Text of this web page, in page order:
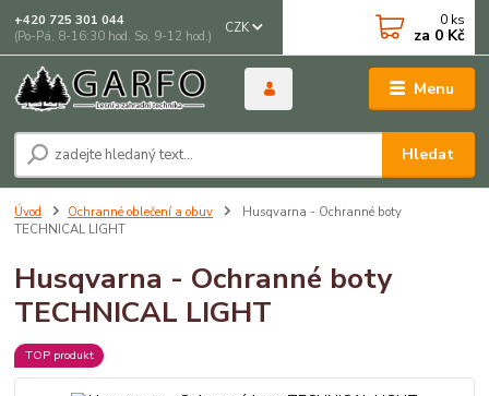
Menu
CZK
Hledat
+420 725 301 044
(Po-Pá, 8-16:30 hod. So, 9-12 hod.)
0 ks
za 0 Kč
Úvod Ochranné oblečení a obuv
Husqvarna - Ochranné boty
TECHNICAL LIGHT
Husqvarna - Ochranné boty
TECHNICAL LIGHT
TOP produkt